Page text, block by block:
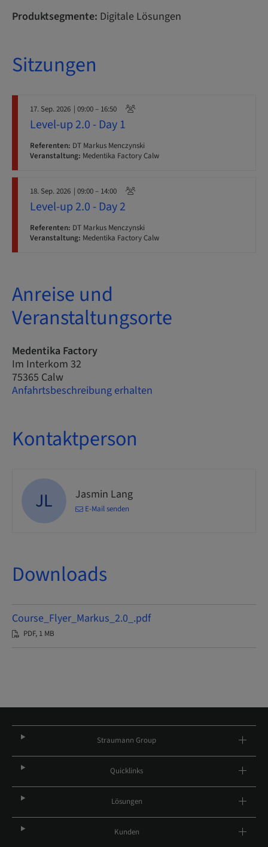
Produktsegmente: Digitale Lösungen
Sitzungen
17. Sep. 2026 | 09:00 – 16:50
Level-up 2.0 - Day 1
Referenten: DT Markus Menczynski
Veranstaltung: Medentika Factory Calw
18. Sep. 2026 | 09:00 – 14:00
Level-up 2.0 - Day 2
Referenten: DT Markus Menczynski
Veranstaltung: Medentika Factory Calw
Anreise und
Veranstaltungsorte
Medentika Factory
Im Interkom 32
75365 Calw
Anfahrtsbeschreibung erhalten
Kontaktperson
JL Jasmin Lang
E-Mail senden
Downloads
Course_Flyer_Markus_2.0_.pdf
PDF, 1 MB
Straumann Group
Quicklinks
Lösungen
Kunden